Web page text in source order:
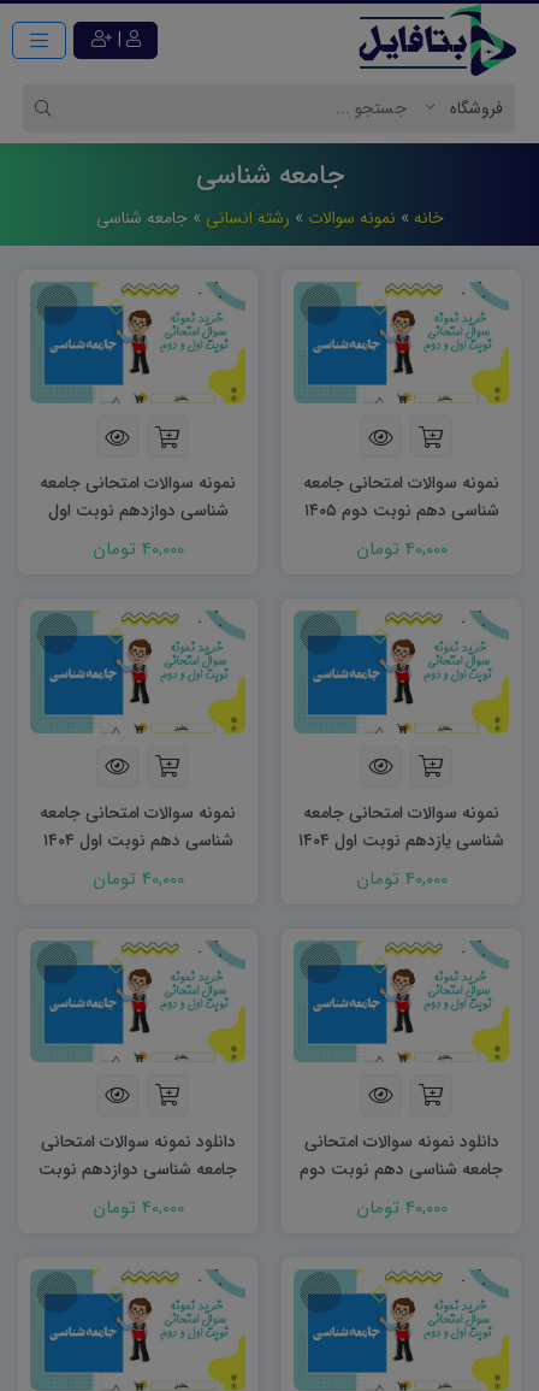
|
جامعه شناسی
خانه » نمونه سوالات » رشته انسانی »جامعه شناسی
نمونه سوالات امتحانی جامعه
شناسی دهم نوبت دوم ۱۴۰۵
word40,000 تومان
نمونه سوالات امتحانی جامعه
شناسی دوازدهم نوبت اول
۱۴۰۴ word
40,000 تومان
نمونه سوالات امتحانی جامعه
شناسی یازدهم نوبت اول ۱۴۰۴
word40,000 تومان
نمونه سوالات امتحانی جامعه
شناسی دهم نوبت اول ۱۴۰۴
word40,000 تومان
دانلود نمونه سوالات امتحانی
جامعه شناسی دهم نوبت دوم
۱۴۰۴ word
40,000 تومان
دانلود نمونه سوالات امتحانی
جامعه شناسی دوازدهم نوبت
40,000 تومان